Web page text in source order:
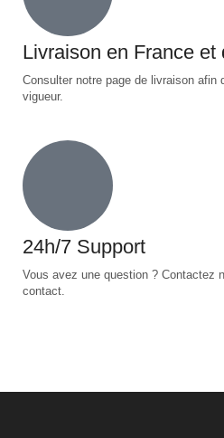
Livraison en France et
Consulter notre page de livraison afin
vigueur.
24h/7 Support
Vous avez une question ? Contactez
contact.